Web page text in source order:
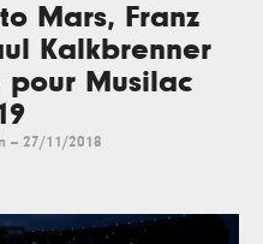
Mars, Franz
Kalkbrenner
pour Musilac
-- 27/11/2018